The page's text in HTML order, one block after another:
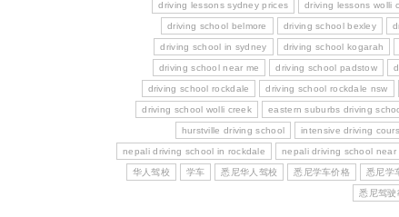
driving lessons sydney prices driving lessons wolli
driving school belmore driving school bexley
driving school in sydney driving school kogarah
driving school near me driving school padstow
driving school rockdale driving school rockdale nsw
driving school wolli creek eastern suburbs driving
hurstville driving school intensive driving
nepali driving school in rockdale nepali driving school near
华人驾校 学车 悉尼华人驾校 悉尼学车价格 悉尼学
悉尼驾驶